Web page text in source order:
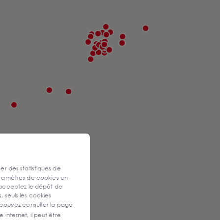
des statistiques de
de cookies en
le dépôt de
seuls les cookies
consulter la page
internet, il peut être